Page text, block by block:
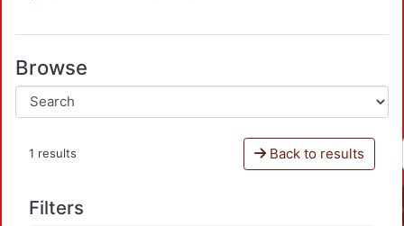
Browse
1 results Back to results
Filters